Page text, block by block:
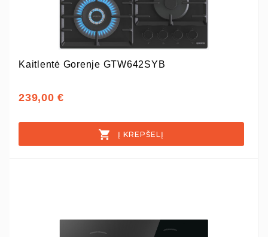
Kaitlentė Gorenje GTW642SYB
239,00 €
Į KREPŠELĮ